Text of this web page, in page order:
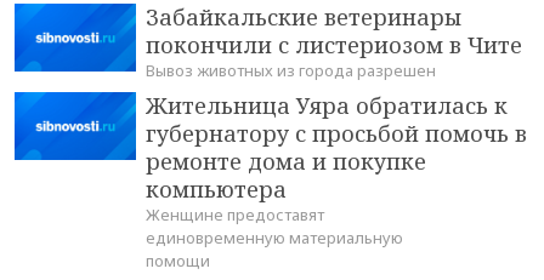
Забайкальские ветеринары
покончили с листериозом в Чите
Вывоз животных из города разрешен
Жительница Уяра обратилась к
губернатору с просьбой помочь в
ремонте дома и покупке
компьютера
Женщине предоставят
единовременную материальную
помощи